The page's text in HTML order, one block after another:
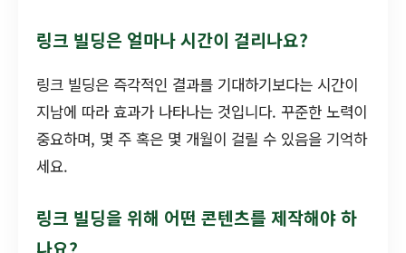
링크 빌딩은 얼마나 시간이 걸리나요?
링크 빌딩은 즉각적인 결과를 기대하기보다는 시간이
지남에 따라 효과가 나타나는 것입니다. 꾸준한 노력이
중요하며, 몇 주 혹은 몇 개월이 걸릴 수 있음을 기억하
세요.
링크 빌딩을 위해 어떤 콘텐츠를 제작해야 하